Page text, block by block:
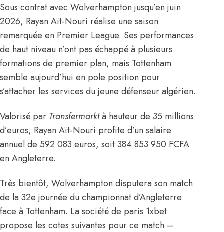
Sous contrat avec Wolverhampton jusqu’en juin
2026, Rayan Aït-Nouri réalise une saison
remarquée en Premier League. Ses performances
de haut niveau n’ont pas échappé à plusieurs
formations de premier plan, mais Tottenham
semble aujourd’hui en pole position pour
s’attacher les services du jeune défenseur algérien.
Valorisé par Transfermarktà hauteur de 35 millions
d’euros, Rayan Aït-Nouri profite d’un salaire
annuel de 592 083 euros, soit 384 853 950 FCFA
en Angleterre.
Très bientôt, Wolverhampton disputera son match
de la 32e journée du championnat d’Angleterre
face à Tottenham. La société de paris 1xbet
propose les cotes suivantes pour ce match –